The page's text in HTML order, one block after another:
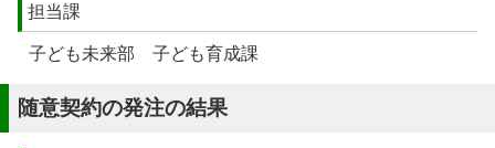
担当課
子ども未来部 子ども育成課
随意契約の発注の結果